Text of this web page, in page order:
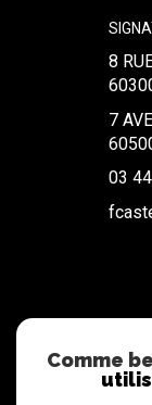
8
7
03
Comme